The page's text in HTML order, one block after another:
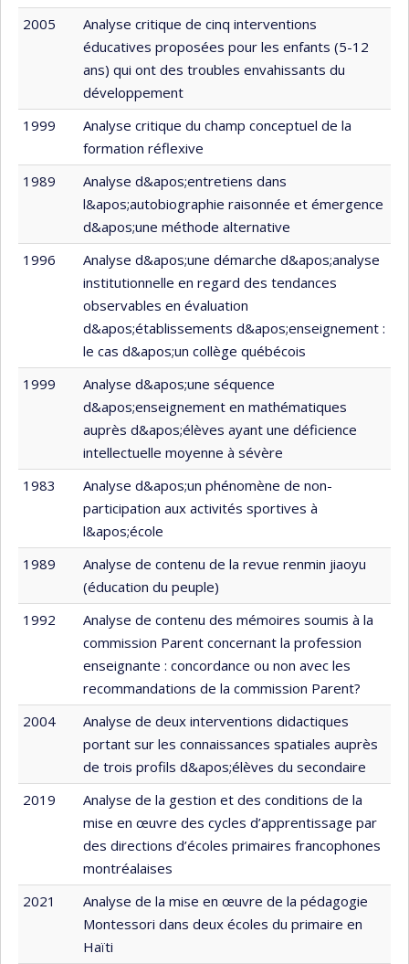
2005
Analyse critique de cinq interventions
éducatives proposées pour les enfants (5-12
ans) qui ont des troubles envahissants du
développement
1999
Analyse critique du champ conceptuel de la
formation réflexive
1989
Analyse d&apos;entretiens dans
l&apos;autobiographie raisonnée et émergence
d&apos;une méthode alternative
1996
Analyse d&apos;une démarche d&apos;analyse
institutionnelle en regard des tendances
observables en évaluation
d&apos;établissements d&apos;enseignement :
le cas d&apos;un collège québécois
1999
Analyse d&apos;une séquence
d&apos;enseignement en mathématiques
auprès d&apos;élèves ayant une déficience
intellectuelle moyenne à sévère
1983
Analyse d&apos;un phénomène de non-
participation aux activités sportives à
l&apos;école
1989
Analyse de contenu de la revue renmin jiaoyu
(éducation du peuple)
1992
Analyse de contenu des mémoires soumis à la
commission Parent concernant la profession
enseignante : concordance ou non avec les
recommandations de la commission Parent?
2004
Analyse de deux interventions didactiques
portant sur les connaissances spatiales auprès
de trois profils d&apos;élèves du secondaire
2019
Analyse de la gestion et des conditions de la
mise en œuvre des cycles d’apprentissage par
des directions d’écoles primaires francophones
montréalaises
2021
Analyse de la mise en œuvre de la pédagogie
Montessori dans deux écoles du primaire en
Haïti